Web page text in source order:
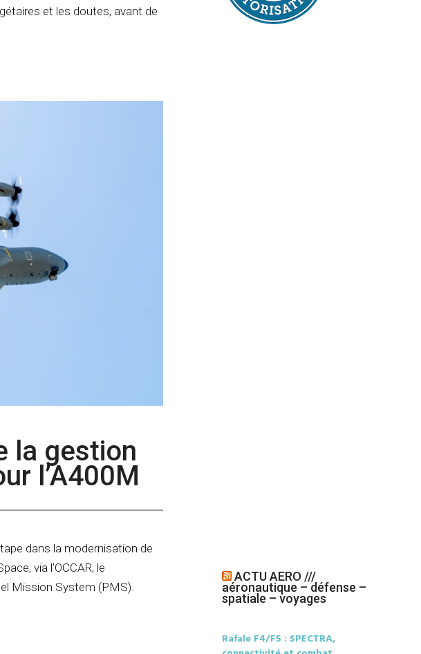
et les doutes, avant de
la gestion
l’A400M
dans la modernisation de
via l’OCCAR, le
Mission System (PMS).
ACTU AERO ///
aéronautique – défense –
spatiale – voyages
Rafale F4/F5 : SPECTRA,